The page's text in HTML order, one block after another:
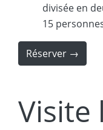
divisée en
15
Réserver →
Visite